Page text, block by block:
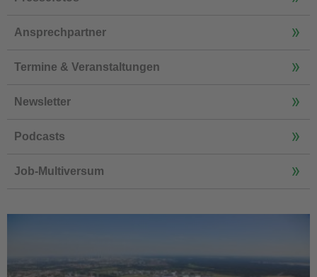
Ansprechpartner
Termine & Veranstaltungen
Newsletter
Podcasts
Job-Multiversum